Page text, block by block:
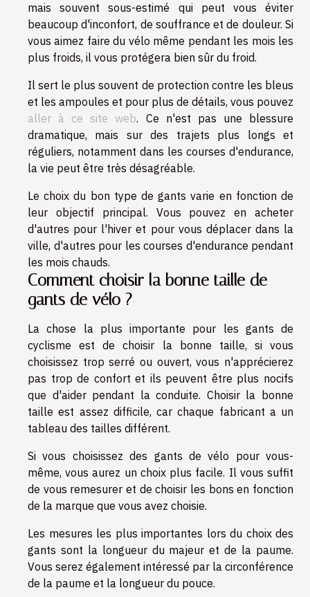
mais souvent sous-estimé qui peut vous éviter
beaucoup d'inconfort, de souffrance et de douleur. Si
vous aimez faire du vélo même pendant les mois les
plus froids, il vous protégera bien sûr du froid.
Il sert le plus souvent de protection contre les bleus
et les ampoules et pour plus de détails, vous pouvez
aller à ce site web. Ce n'est pas une blessure
dramatique, mais sur des trajets plus longs et
réguliers, notamment dans les courses d'endurance,
la vie peut être très désagréable.
Le choix du bon type de gants varie en fonction de
leur objectif principal. Vous pouvez en acheter
d'autres pour l'hiver et pour vous déplacer dans la
ville, d'autres pour les courses d'endurance pendant
les mois chauds.
Comment choisir la bonne taille de
gants de vélo ?
La chose la plus importante pour les gants de
cyclisme est de choisir la bonne taille, si vous
choisissez trop serré ou ouvert, vous n'apprécierez
pas trop de confort et ils peuvent être plus nocifs
que d'aider pendant la conduite. Choisir la bonne
taille est assez difficile, car chaque fabricant a un
tableau des tailles différent.
Si vous choisissez des gants de vélo pour vous-
même, vous aurez un choix plus facile. Il vous suffit
de vous remesurer et de choisir les bons en fonction
de la marque que vous avez choisie.
Les mesures les plus importantes lors du choix des
gants sont la longueur du majeur et de la paume.
Vous serez également intéressé par la circonférence
de la paume et la longueur du pouce.